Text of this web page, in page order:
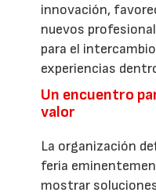
innovación,
nuevos
para el
experiencias
Un encuentro
valor
La organización
feria
mostrar